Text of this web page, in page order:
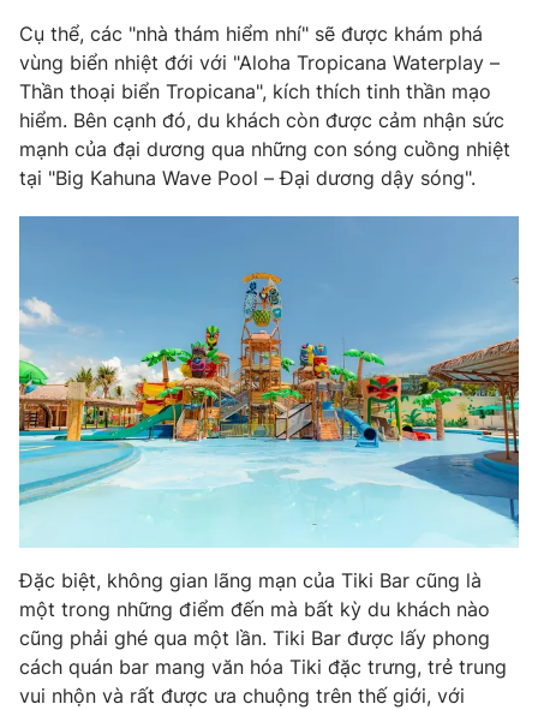
VTV4 Vươn mình bằng AI
VTV9 VTV8
Liên hệ tòa soạn English
THỜI BÁO VTV
Theo dõi báo trên
Cơ quan chủ quản:
Đài Truyền hình Việt Nam
Giấy phép hoạt động báo in và báo điện tử số 483/GP-BTTTT
cấp ngày 29/12/2023
Tổng Biên tập:Vũ Thanh Thủy
Phó Tổng Biên tập:Nguyễn Thị Mỹ Hạnh, Phạm Quốc Thắng,
Nguyễn Trọng Ninh
Cụ thể, các "nhà thám hiểm nhí" sẽ được khám phá
vùng biển nhiệt đới với "Aloha Tropicana Waterplay –
Thần thoại biển Tropicana", kích thích tinh thần mạo
hiểm. Bên cạnh đó, du khách còn được cảm nhận sức
mạnh của đại dương qua những con sóng cuồng nhiệt
tại "Big Kahuna Wave Pool – Đại dương dậy sóng".
Đặc biệt, không gian lãng mạn của Tiki Bar cũng là
một trong những điểm đến mà bất kỳ du khách nào
cũng phải ghé qua một lần. Tiki Bar được lấy phong
cách quán bar mang văn hóa Tiki đặc trưng, trẻ trung
vui nhộn và rất được ưa chuộng trên thế giới, với